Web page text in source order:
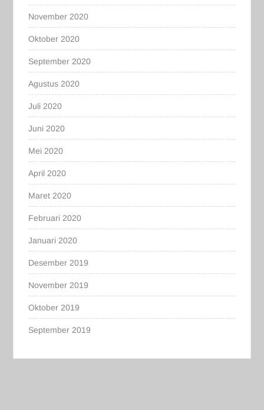
November 2020
Oktober 2020
September 2020
Agustus 2020
Juli 2020
Juni 2020
Mei 2020
April 2020
Maret 2020
Februari 2020
Januari 2020
Desember 2019
November 2019
Oktober 2019
September 2019